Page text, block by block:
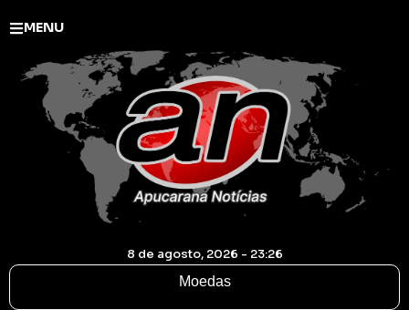
MENU
8 de agosto, 2026 - 23:26
Moedas